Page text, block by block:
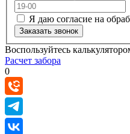
Я даю согласие на
Заказать звонок
Воспользуйтесь
Расчет забора
0